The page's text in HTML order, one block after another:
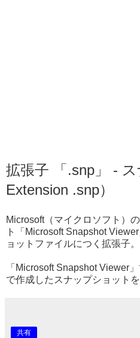
拡張子 「.snp」 -
Extension .snp）
Microsoft（マイクロソフト）
ト「Microsoft Snapshot
ョットファイルにつく拡張子。
「Microsoft Snapshot Viewer
で作成したスナップショットを
共有